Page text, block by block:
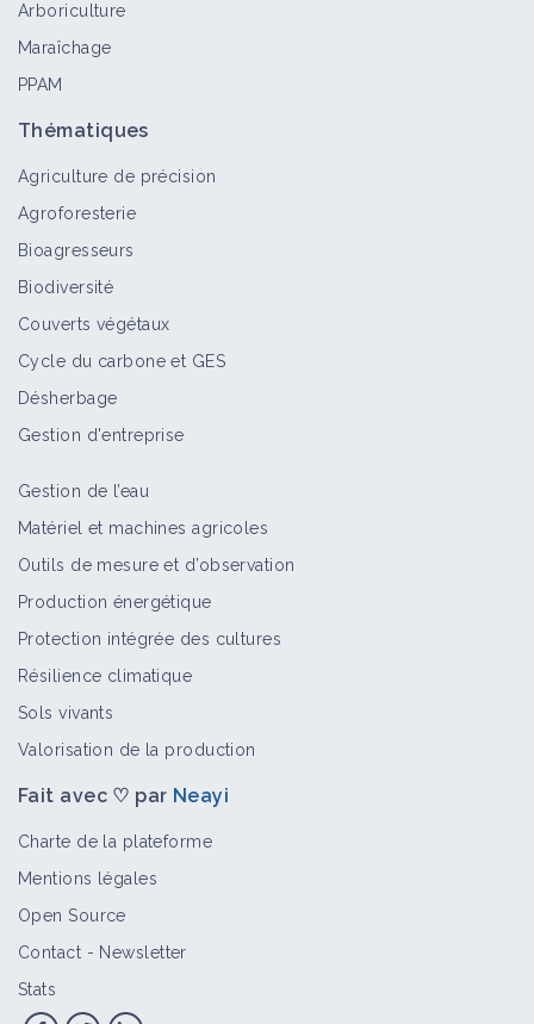
Maîtriser l'enherbement en vigne
grâce au rotavator inter-rang
Retour d'expérience
Adventices annuelles
Arboriculture
Maraîchage
PPAM
Thématiques
Agriculture de précision
Agroforesterie
Bioagresseurs
Biodiversité
Couverts végétaux
Cycle du carbone et GES
Désherbage
Gestion d'entreprise
Gestion de l’eau
Matériel et machines agricoles
Outils de mesure et d’observation
Production énergétique
Protection intégrée des cultures
Résilience climatique
Sols vivants
Valorisation de la production
Fait avec ♡ par Neayi
Charte de la plateforme
Mentions légales
Open Source
Contact - Newsletter
Stats